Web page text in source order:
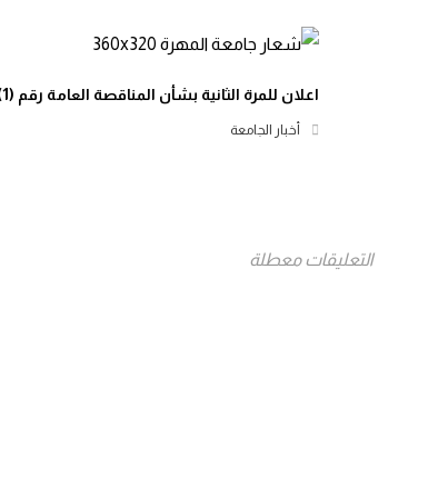
اعلان للمرة الثانية بشأن المناقصة العامة رقم (1) لعام 2026م
أخبار الجامعة
التعليقات معطلة